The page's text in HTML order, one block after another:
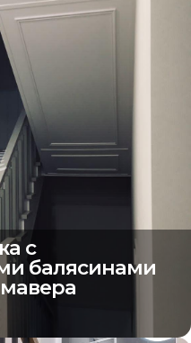
с
балясинами